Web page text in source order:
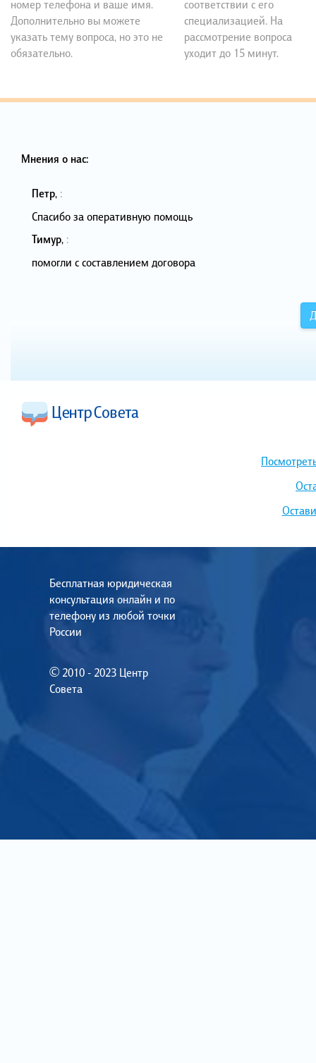
номер телефона и ваше имя.
Дополнительно вы можете
указать тему вопроса, но это не
обязательно.
соответствии с его
специализацией. На
рассмотрение вопроса
уходит до 15 минут.
Мнения о нас:
Петр, :
Спасибо за оперативную помощь
Тимур, :
помогли с составлением договора
Бесплатная юридическая
консультация онлайн и по
телефону из любой точки
России
© 2010 - 2023 Центр
Совета